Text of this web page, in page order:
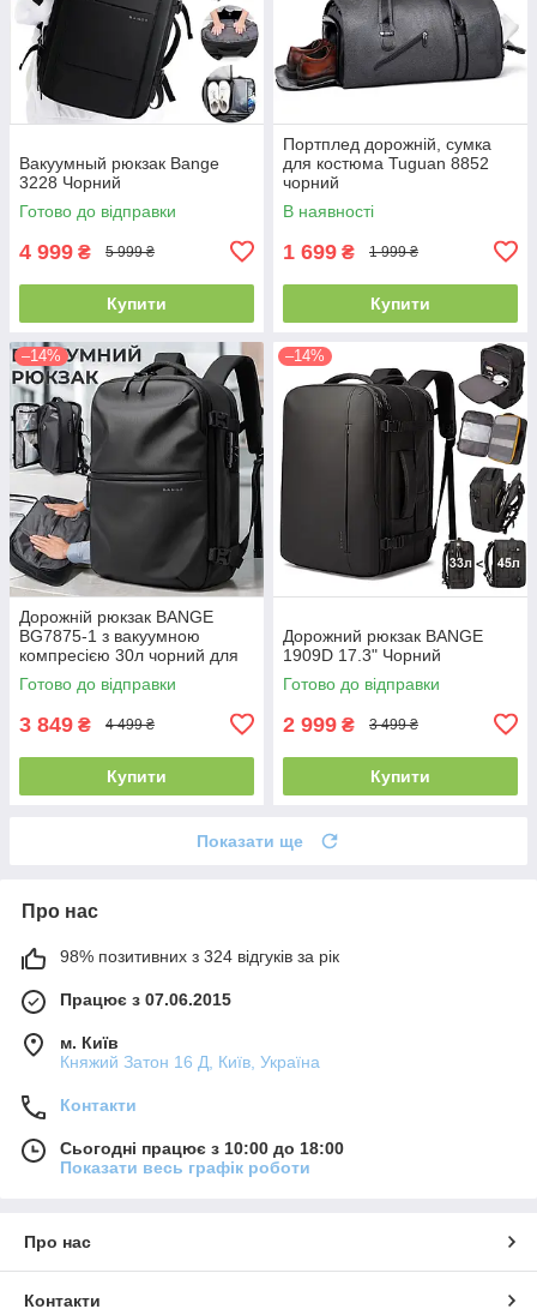
Вакуумный рюкзак Bange
3228 Чорний
Готово до відправки
4 999 ₴ 5 999 ₴
Купити
Портплед дорожній, сумка
для костюма Tuguan 8852
чорний
В наявності
1 699 ₴ 1 999 ₴
Купити
–14%
Дорожній рюкзак BANGE
BG7875-1 з вакуумною
компресією 30л чорний для
полорожей ноутбука 15.6"
ручна поклажа
Готово до відправки
3 849 ₴ 4 499 ₴
Купити
–14%
Дорожний рюкзак BANGE
1909D 17.3" Чорний
Готово до відправки
2 999 ₴ 3 499 ₴
Купити
Показати ще
Про нас
98% позитивних з 324 відгуків за рік
Працює з 07.06.2015
м. Київ
Княжий Затон 16 Д, Київ, Україна
Контакти
Сьогодні працює з 10:00 до 18:00
Показати весь графік роботи
Про нас
Контакти